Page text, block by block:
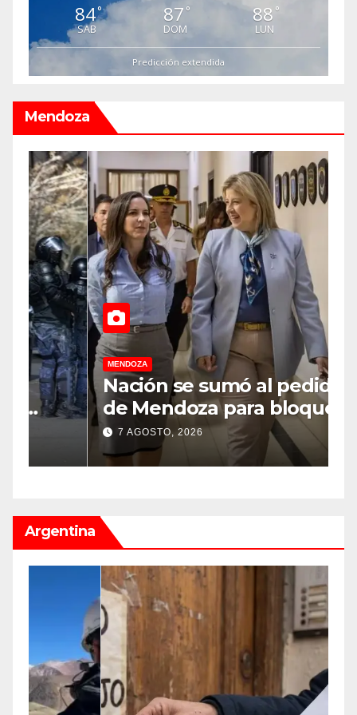
84°
SAB
87 °
DOM
88 °
LUN
Predicción extendida
Mendoza
MENDOZA
Nación se sumó al pedido
de Mendoza para bloquear
los celulares en las cárceles
de la provincia
7 AGOSTO, 2026
Argentina